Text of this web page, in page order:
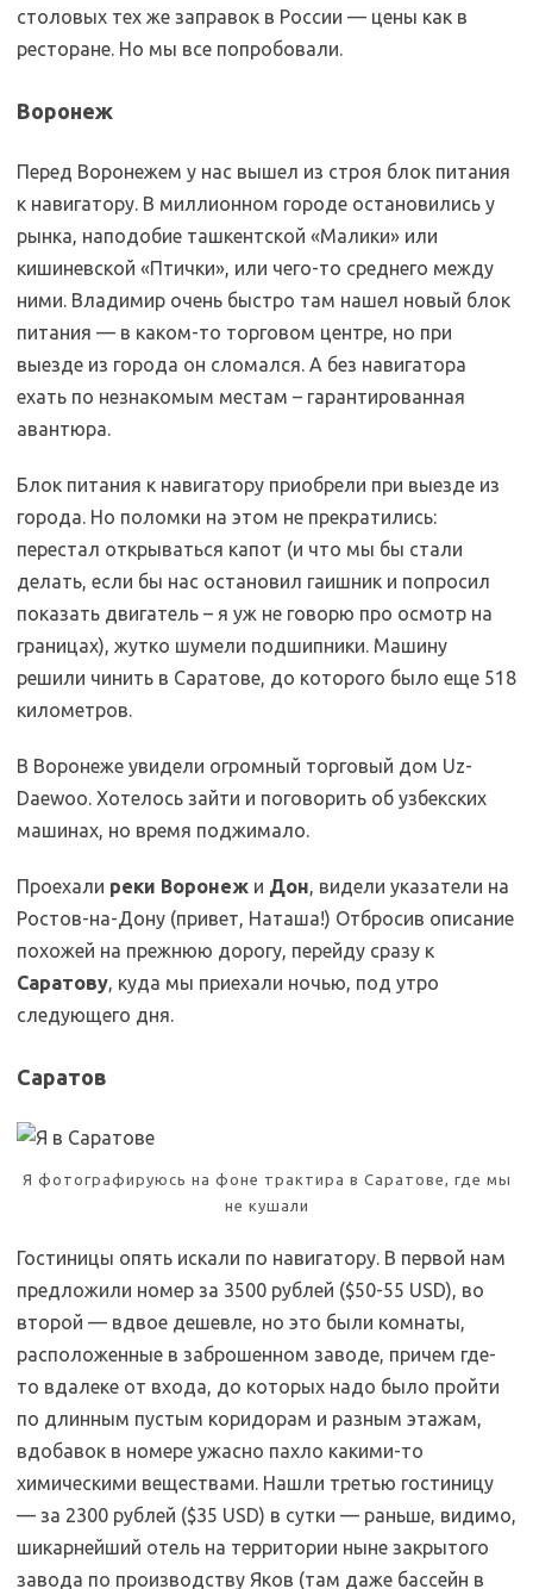
столовых тех же заправок в России — цены как в
ресторане. Но мы все попробовали.
Воронеж
Перед Воронежем у нас вышел из строя блок питания
к навигатору. В миллионном городе остановились у
рынка, наподобие ташкентской «Малики» или
кишиневской «Птички», или чего-то среднего между
ними. Владимир очень быстро там нашел новый блок
питания — в каком-то торговом центре, но при
выезде из города он сломался. А без навигатора
ехать по незнакомым местам – гарантированная
авантюра.
Блок питания к навигатору приобрели при выезде из
города. Но поломки на этом не прекратились:
перестал открываться капот (и что мы бы стали
делать, если бы нас остановил гаишник и попросил
показать двигатель – я уж не говорю про осмотр на
границах), жутко шумели подшипники. Машину
решили чинить в Саратове, до которого было еще 518
километров.
В Воронеже увидели огромный торговый дом Uz-
Daewoo. Хотелось зайти и поговорить об узбекских
машинах, но время поджимало.
Проехали реки Воронеж и Дон, видели указатели на
Ростов-на-Дону (привет, Наташа!) Отбросив описание
похожей на прежнюю дорогу, перейду сразу к
Саратову, куда мы приехали ночью, под утро
следующего дня.
Саратов
Я фотографируюсь на фоне трактира в Саратове, где мы
не кушали
Гостиницы опять искали по навигатору. В первой нам
предложили номер за 3500 рублей ($50-55 USD), во
второй — вдвое дешевле, но это были комнаты,
расположенные в заброшенном заводе, причем где-
то вдалеке от входа, до которых надо было пройти
по длинным пустым коридорам и разным этажам,
вдобавок в номере ужасно пахло какими-то
химическими веществами. Нашли третью гостиницу
— за 2300 рублей ($35 USD) в сутки — раньше, видимо,
шикарнейший отель на территории ныне закрытого
завода по производству Яков (там даже бассейн в